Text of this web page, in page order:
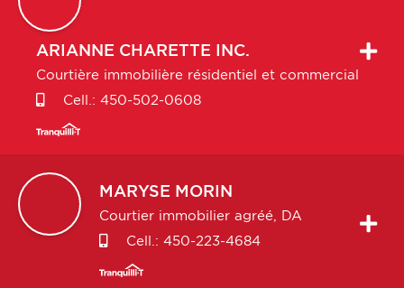
ARIANNE CHARETTE INC.
Courtière immobilière résidentiel et commercial
Cell.: 450-502-0608
MARYSE MORIN
Courtier immobilier agréé, DA
Cell.: 450-223-4684